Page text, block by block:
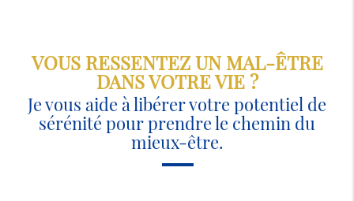
VOUS RESSENTEZ UN MAL-ÊTRE
DANS VOTRE VIE ?
Je vous aide à libérer votre potentiel de
sérénité pour prendre le chemin du
mieux-être.